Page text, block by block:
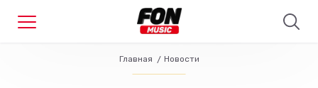
Главная Новости